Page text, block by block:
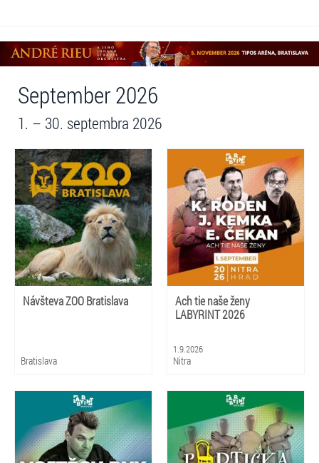
September 2026
1. – 30. septembra 2026
Návšteva ZOO Bratislava
Bratislava
Ach tie naše ženy
LABYRINT 2026
1.9.2026
Nitra